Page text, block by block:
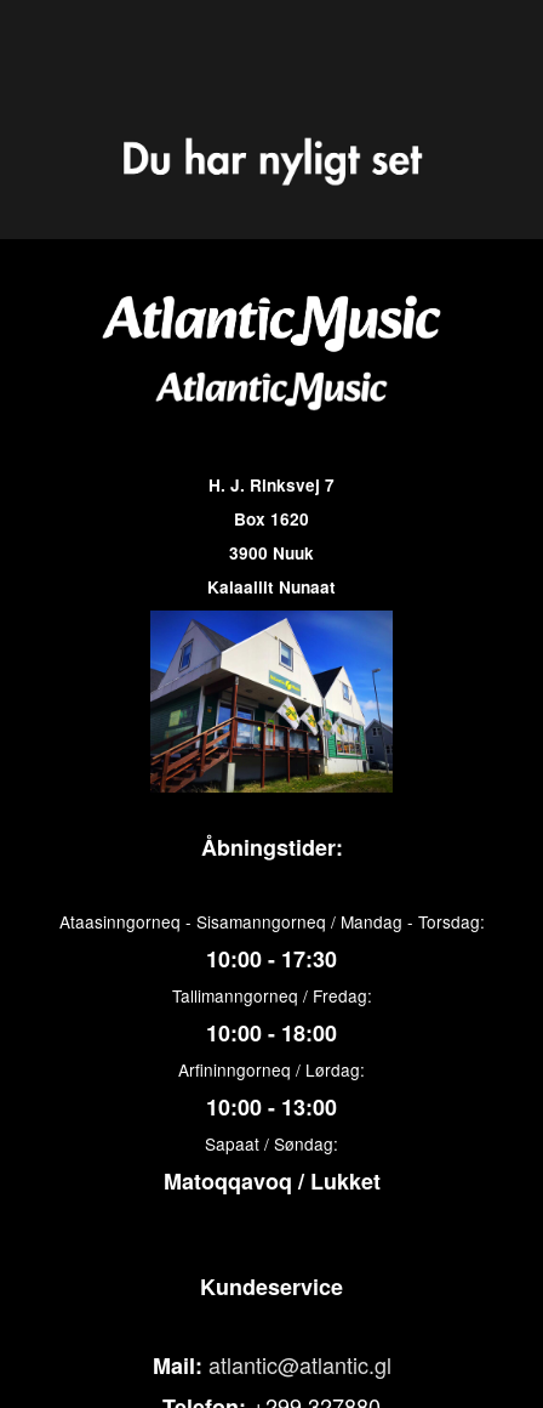
H. J. Rinksvej 7
Box 1620
3900 Nuuk
Kalaallit Nunaat
Åbningstider:
Ataasinngorneq - Sisamanngorneq / Mandag - Torsdag:
10:00 - 17:30
Tallimanngorneq / Fredag:
10:00 - 18:00
Arfininngorneq / Lørdag:
10:00 - 13:00
Sapaat / Søndag:
Matoqqavoq / Lukket
Kundeservice
Mail: atlantic@atlantic.gl